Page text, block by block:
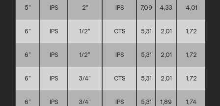
5” IPS 2” IPS 7,09 4,33 4,01
6” IPS 1/2” CTS 5,31 2,01 1,72
6” IPS 1/2” IPS 5,31 2,01 1,72
6” IPS 3/4” CTS 5,31 2,01 1,72
6” IPS 3/4” IPS 5,31 1,89 1,74